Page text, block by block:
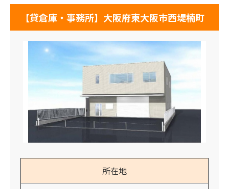
【貸倉庫・事務所】大阪府東大阪市西堤楠町
所在地